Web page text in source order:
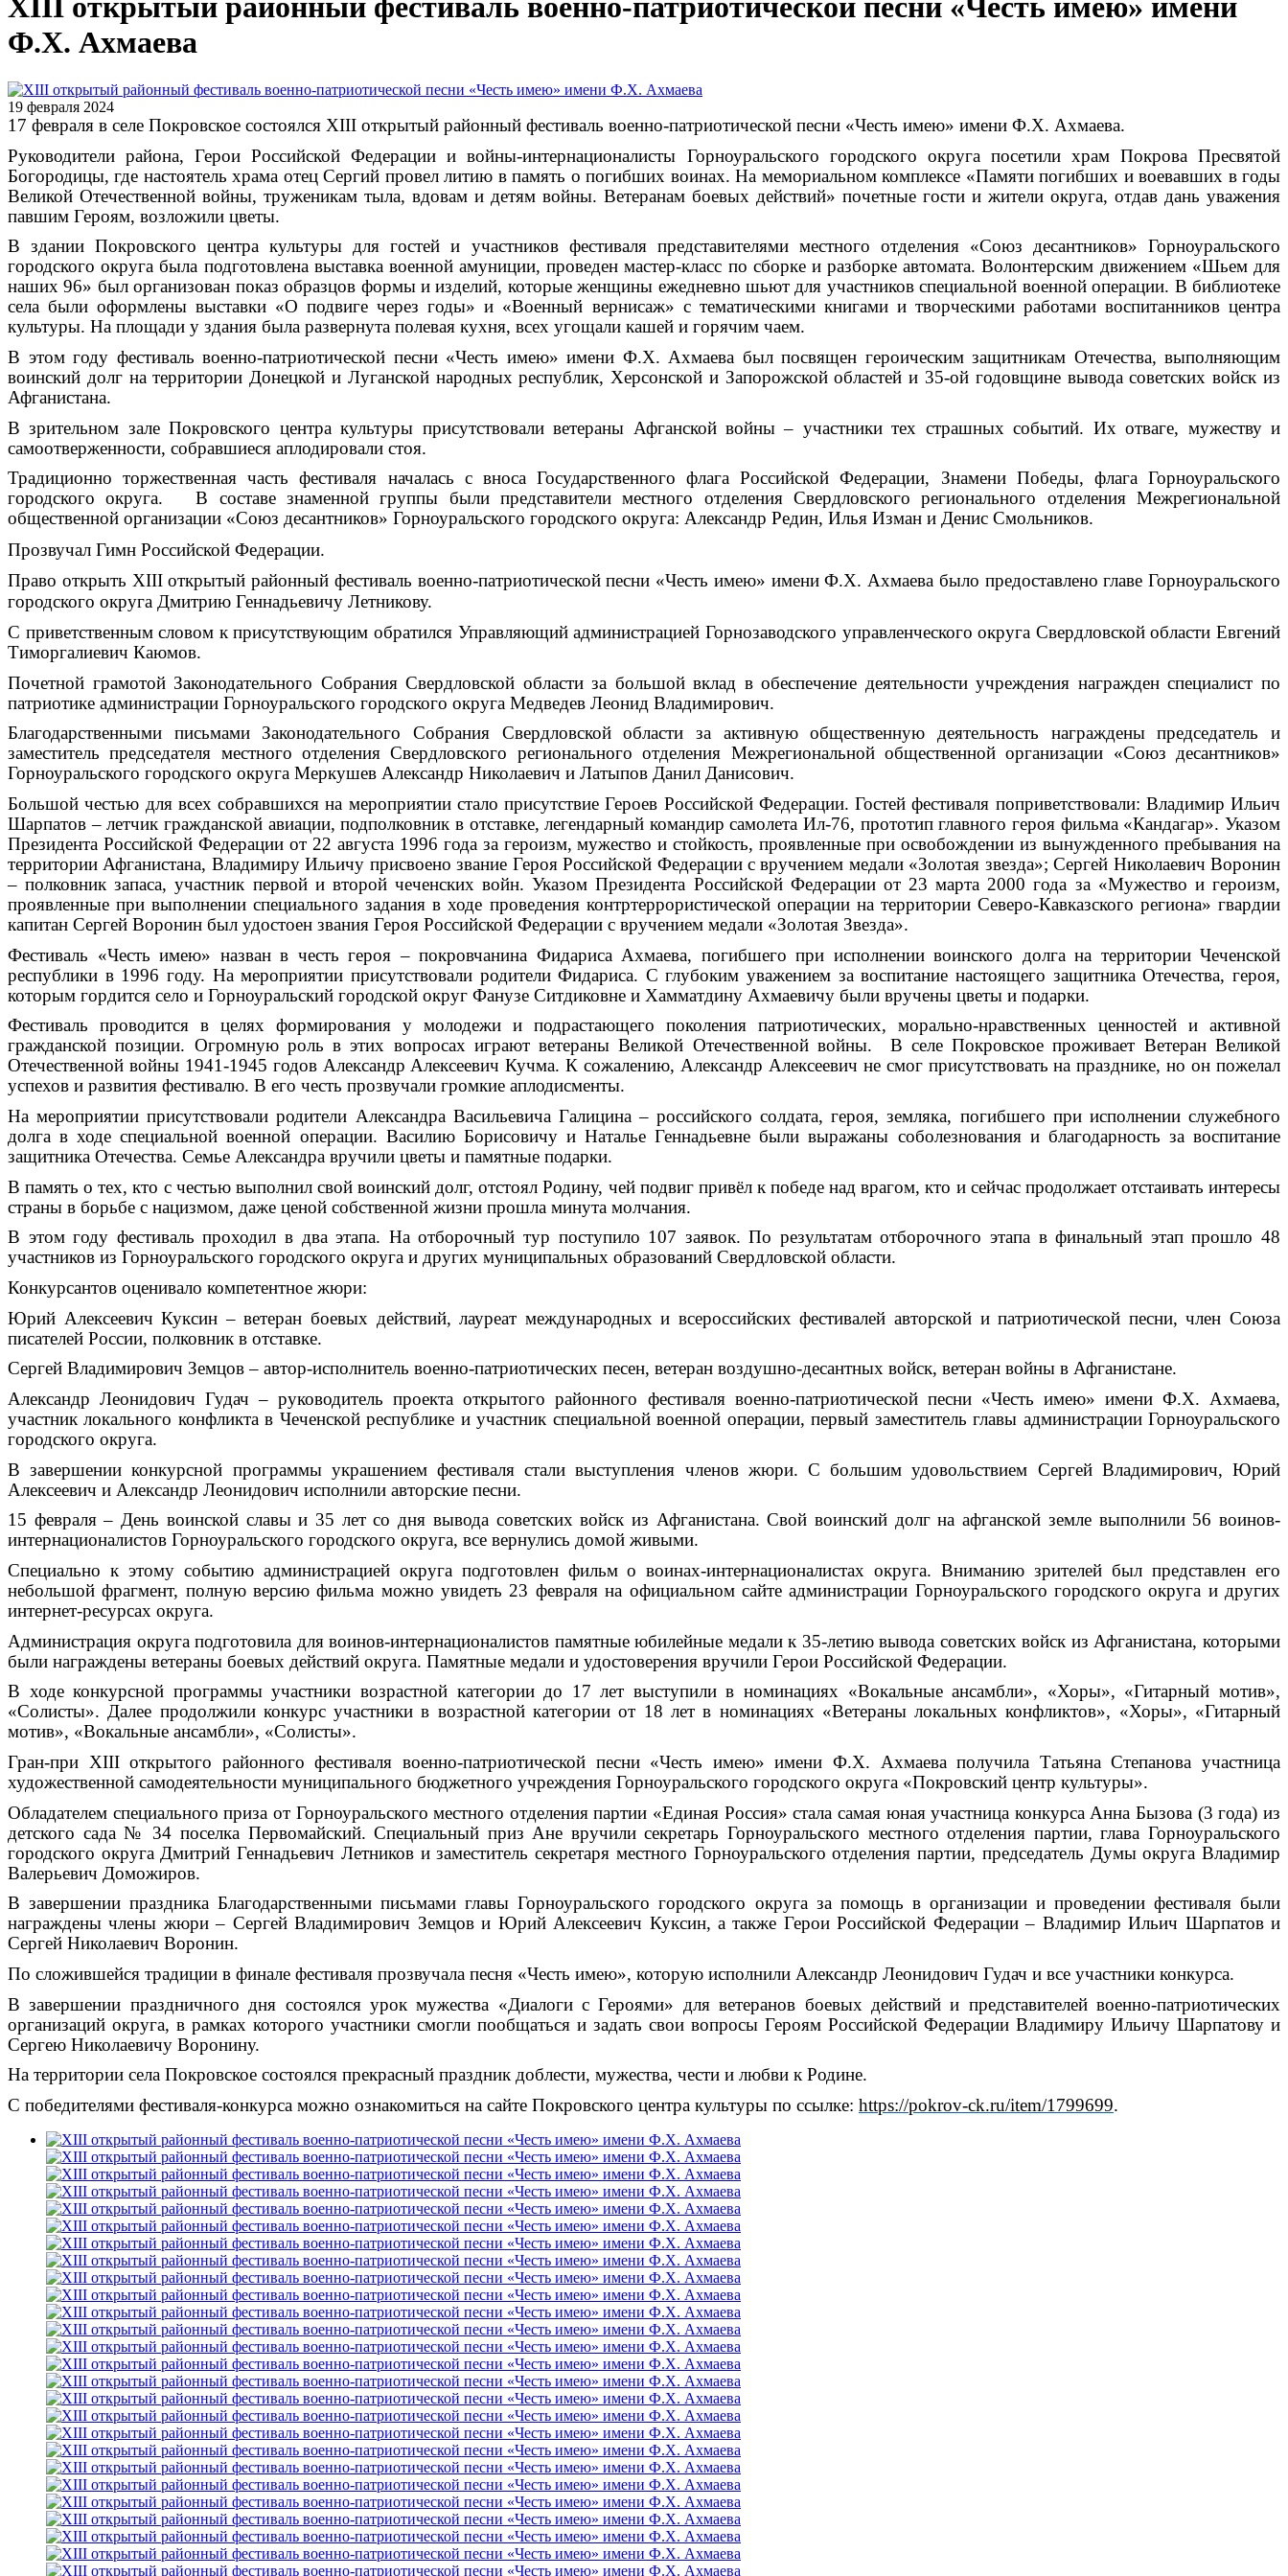
XIII открытый районный фестиваль военно-патриотической песни «Честь имею» имени
Ф.Х. Ахмаева
19 февраля 2024
17 февраля в селе Покровское состоялся XIII открытый районный фестиваль военно-патриотической песни «Честь имею» имени Ф.Х. Ахмаева.
Руководители района, Герои Российской Федерации и войны-интернационалисты Горноуральского городского округа посетили храм Покрова Пресвятой
Богородицы, где настоятель храма отец Сергий провел литию в память о погибших воинах.На мемориальном комплексе «Памяти погибших и воевавших в годы
Великой Отечественной войны, труженикам тыла, вдовам и детям войны. Ветеранам боевых действий» почетные гости и жители округа, отдав дань уважения
павшим Героям, возложили цветы.
В здании Покровского центра культуры для гостей и участников фестиваля представителями местного отделения «Союз десантников» Горноуральского
городского округа была подготовлена выставка военной амуниции, проведен мастер-класс по сборке и разборке автомата. Волонтерским движением «Шьем для
наших 96» был организован показ образцов формы и изделий, которые женщины ежедневно шьют для участников специальной военной операции. В библиотеке
села были оформлены выставки «О подвиге через годы» и «Военный вернисаж» с тематическими книгами и творческими работами воспитанников центра
культуры. На площади у здания была развернута полевая кухня, всех угощали кашей и горячим чаем.
В этом году фестиваль военно-патриотической песни «Честь имею» имени Ф.Х. Ахмаева был посвящен героическим защитникам Отечества, выполняющим
воинский долг на территории Донецкой и Луганской народных республик, Херсонской и Запорожской областей и 35-ой годовщине вывода советских войск из
Афганистана.
В зрительном зале Покровского центра культуры присутствовали ветераны Афганской войны – участники тех страшных событий. Их отваге, мужеству и
самоотверженности, собравшиеся аплодировали стоя.
Традиционно торжественная часть фестиваля началась с вноса Государственного флага Российской Федерации, Знамени Победы, флага Горноуральского
городского округа. В составе знаменной группы были представители местного отделения Свердловского регионального отделения Межрегиональной
общественной организации «Союз десантников» Горноуральского городского округа: Александр Редин, Илья Изман и Денис Смольников.
Прозвучал Гимн Российской Федерации.
Право открыть XIII открытый районный фестиваль военно-патриотической песни «Честь имею» имени Ф.Х. Ахмаева было предоставлено главе Горноуральского
городского округа Дмитрию Геннадьевичу Летникову.
С приветственным словом к присутствующим обратился Управляющий администрацией Горнозаводского управленческого округа Свердловской области Евгений
Тиморгалиевич Каюмов.
Почетной грамотой Законодательного Собрания Свердловской области за большой вклад в обеспечение деятельности учреждения награжден специалист по
патриотике администрации Горноуральского городского округа Медведев Леонид Владимирович.
Благодарственными письмами Законодательного Собрания Свердловской области за активную общественную деятельность награждены председатель и
заместитель председателя местного отделения Свердловского регионального отделения Межрегиональной общественной организации «Союз десантников»
Горноуральского городского округа Меркушев Александр Николаевич и Латыпов Данил Данисович.
Большой честью для всех собравшихся на мероприятии стало присутствие Героев Российской Федерации. Гостей фестиваля поприветствовали: Владимир Ильич
Шарпатов – летчик гражданской авиации, подполковник в отставке, легендарный командир самолета Ил-76, прототип главного героя фильма «Кандагар». Указом
Президента Российской Федерации от 22 августа 1996 года за героизм, мужество и стойкость, проявленные при освобождении из вынужденного пребывания на
территории Афганистана, Владимиру Ильичу присвоено звание Героя Российской Федерации с вручением медали «Золотая звезда»; Сергей Николаевич Воронин
– полковник запаса, участник первой и второй чеченских войн. Указом Президента Российской Федерации от 23 марта 2000 года за «Мужество и героизм,
проявленные при выполнении специального задания в ходе проведения контртеррористической операции на территории Северо-Кавказского региона» гвардии
капитан Сергей Воронин был удостоен звания Героя Российской Федерации с вручением медали «Золотая Звезда».
Фестиваль «Честь имею» назван в честь героя – покровчанина Фидариса Ахмаева, погибшего при исполнении воинского долга на территории Чеченской
республики в 1996 году. На мероприятии присутствовали родители Фидариса. С глубоким уважением за воспитание настоящего защитника Отечества, героя,
которым гордится село и Горноуральский городской округ Фанузе Ситдиковне и Хамматдину Ахмаевичу были вручены цветы и подарки.
Фестиваль проводится в целях формирования у молодежи и подрастающего поколения патриотических, морально-нравственных ценностей и активной
гражданской позиции. Огромную роль в этих вопросах играют ветераны Великой Отечественной войны. В селе Покровское проживает Ветеран Великой
Отечественной войны 1941-1945 годов Александр Алексеевич Кучма. К сожалению, Александр Алексеевич не смог присутствовать на празднике, но он пожелал
успехов и развития фестивалю. В его честь прозвучали громкие аплодисменты.
На мероприятии присутствовали родители Александра Васильевича Галицина – российского солдата, героя, земляка, погибшего при исполнении служебного
долга в ходе специальной военной операции. Василию Борисовичу и Наталье Геннадьевне были выражаны соболезнования и благодарность за воспитание
защитника Отечества. Семье Александра вручили цветы и памятные подарки.
В память о тех, кто с честью выполнил свой воинский долг, отстоял Родину, чей подвиг привёл к победе над врагом, кто и сейчас продолжает отстаивать интересы
страны в борьбе с нацизмом, даже ценой собственной жизни прошла минута молчания.
В этом году фестиваль проходил в два этапа. На отборочный тур поступило 107 заявок. По результатам отборочного этапа в финальный этап прошло 48
участников из Горноуральского городского округа и других муниципальных образований Свердловской области.
Конкурсантов оценивало компетентное жюри:
Юрий Алексеевич Куксин – ветеран боевых действий, лауреат международных и всероссийских фестивалей авторской и патриотической песни, член Союза
писателей России, полковник в отставке.
Сергей Владимирович Земцов – автор-исполнитель военно-патриотических песен, ветеран воздушно-десантных войск, ветеран войны в Афганистане.
Александр Леонидович Гудач – руководитель проекта открытого районного фестиваля военно-патриотической песни «Честь имею» имени Ф.Х. Ахмаева,
участник локального конфликта в Чеченской республике и участник специальной военной операции, первый заместитель главы администрации Горноуральского
городского округа.
В завершении конкурсной программы украшением фестиваля стали выступления членов жюри. С большим удовольствием Сергей Владимирович, Юрий
Алексеевич и Александр Леонидович исполнили авторские песни.
15 февраля – День воинской славы и 35 лет со дня вывода советских войск из Афганистана. Свой воинский долг на афганской земле выполнили 56 воинов-
интернационалистов Горноуральского городского округа, все вернулись домой живыми.
Специально к этому событию администрацией округа подготовлен фильм о воинах-интернационалистах округа. Вниманию зрителей был представлен его
небольшой фрагмент, полную версию фильма можно увидеть 23 февраля на официальном сайте администрации Горноуральского городского округа и других
интернет-ресурсах округа.
Администрация округа подготовила для воинов-интернационалистов памятные юбилейные медали к 35-летию вывода советских войск из Афганистана, которыми
были награждены ветераны боевых действий округа. Памятные медали и удостоверения вручили Герои Российской Федерации.
В ходе конкурсной программы участники возрастной категории до 17 лет выступили в номинациях «Вокальные ансамбли», «Хоры», «Гитарный мотив»,
«Солисты». Далее продолжили конкурс участники в возрастной категории от 18 лет в номинациях «Ветераны локальных конфликтов», «Хоры», «Гитарный
мотив», «Вокальные ансамбли», «Солисты».
Гран-при XIII открытого районного фестиваля военно-патриотической песни «Честь имею» имени Ф.Х. Ахмаева получила Татьяна Степанова участница
художественной самодеятельности муниципального бюджетного учреждения Горноуральского городского округа «Покровский центр культуры».
Обладателем специального приза от Горноуральского местного отделения партии «Единая Россия» стала самая юная участница конкурса Анна Бызова (3 года) из
детского сада № 34 поселка Первомайский. Специальный приз Ане вручили секретарь Горноуральского местного отделения партии, глава Горноуральского
городского округа Дмитрий Геннадьевич Летников и заместитель секретаря местного Горноуральского отделения партии, председатель Думы округа Владимир
Валерьевич Доможиров.
В завершении праздника Благодарственными письмами главы Горноуральского городского округа за помощь в организации и проведении фестиваля были
награждены члены жюри – Сергей Владимирович Земцов и Юрий Алексеевич Куксин, а также Герои Российской Федерации – Владимир Ильич Шарпатов и
Сергей Николаевич Воронин.
По сложившейся традиции в финале фестиваля прозвучала песня «Честь имею», которую исполнили Александр Леонидович Гудач и все участники конкурса.
В завершении праздничного дня состоялся урок мужества «Диалоги с Героями» для ветеранов боевых действий и представителей военно-патриотических
организаций округа, в рамках которого участники смогли пообщаться и задать свои вопросы Героям Российской Федерации Владимиру Ильичу Шарпатову и
Сергею Николаевичу Воронину.
На территории села Покровское состоялся прекрасный праздник доблести, мужества, чести и любви к Родине.
С победителями фестиваля-конкурса можно ознакомиться на сайте Покровского центра культуры по ссылке: https://pokrov-ck.ru/item/1799699.